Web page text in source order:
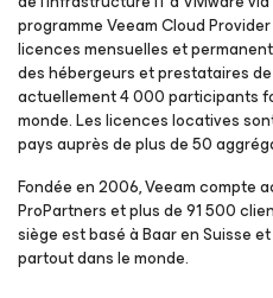
programme Veeam Cloud
licences mensuelles et
des hébergeurs et prestataires
actuellement 4 000 participants
monde. Les licences locatives
pays auprès de plus de 50
Fondée en 2006, Veeam compte
ProPartners et plus de 91 500
siège est basé à Baar en Suisse
partout dans le monde.